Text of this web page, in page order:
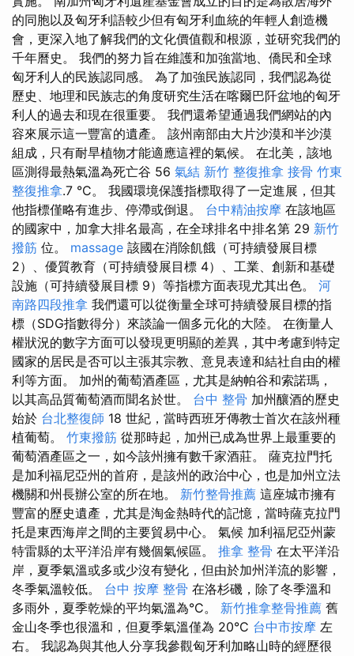
的同胞以及匈牙利語較少但有匈牙利血統的年輕人創造機
會，更深入地了解我們的文化價值觀和根源，並研究我們的
千年曆史。 我們的努力旨在維護和加強當地、僑民和全球
匈牙利人的民族認同感。 為了加強民族認同，我們認為從
歷史、地理和民族志的角度研究生活在喀爾巴阡盆地的匈牙
利人的過去和現在很重要。 我們還希望通過我們網站的內
容來展示這一豐富的遺產。 該州南部由大片沙漠和半沙漠
組成，只有耐旱植物才能適應這裡的氣候。 在北美，該地
區測得最熱氣溫為死亡谷 56 氣結 新竹 整復推拿 接骨 竹東
整復推拿.7 °C。 我國環境保護指標取得了一定進展，但其
他指標僅略有進步、停滯或倒退。 台中精油按摩 在該地區
的國家中，加拿大排名最高，在全球排名中排名第 29 新竹
撥筋 位。 massage 該國在消除飢餓（可持續發展目標
2）、優質教育（可持續發展目標 4）、工業、創新和基礎
設施（可持續發展目標 9）等指標方面表現尤其出色。 河
南路四段推拿 我們還可以從衡量全球可持續發展目標的指
標（SDG指數得分）來談論一個多元化的大陸。 在衡量人
權狀況的數字方面可以發現更明顯的差異，其中考慮到特定
國家的居民是否可以主張其宗教、意見表達和結社自由的權
利等方面。 加州的葡萄酒產區，尤其是納帕谷和索諾瑪，
以其高品質葡萄酒而聞名於世。 台中 整骨 加州釀酒的歷史
始於 台北整復師 18 世紀，當時西班牙傳教士首次在該州種
植葡萄。 竹東撥筋 從那時起，加州已成為世界上最重要的
葡萄酒產區之一，如今該州擁有數千家酒莊。 薩克拉門托
是加利福尼亞州的首府，是該州的政治中心，也是加州立法
機關和州長辦公室的所在地。 新竹整骨推薦 這座城市擁有
豐富的歷史遺產，尤其是淘金熱時代的記憶，當時薩克拉門
托是東西海岸之間的主要貿易中心。 氣候 加利福尼亞州蒙
特雷縣的太平洋沿岸有幾個氣候區。 推拿 整骨 在太平洋沿
岸，夏季氣溫或多或少沒有變化，但由於加州洋流的影響，
冬季氣溫較低。 台中 按摩 整骨 在洛杉磯，除了冬季溫和
多雨外，夏季乾燥的平均氣溫為°C。 新竹推拿整骨推薦 舊
金山冬季也很溫和，但夏季氣溫僅為 20°C 台中市按摩 左
右。 我認為與其他人分享我參觀匈牙利加略山時的經歷很